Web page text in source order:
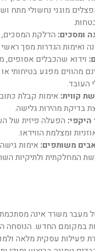
מוגני נחשולי מתח
ומסכים: הדלקת
ואימות הגדרות מסך
וידוא שהכבלים אסופים,
מהווים מפגע בטיחותי או
העובד.
קווית:
בדיקת מהירות גלישה.
היקפי: הפעלה פיזית של
ומצלמת הווידאו.
משותפים: אימות
המחלקתית ולתיקיות
מעבר משרד אינה
במקומם החדש. הנוסחה
פעילות עסקית מלאה